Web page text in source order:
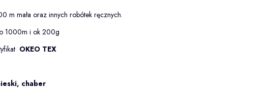
m mała oraz innych robótek ręcznych.
1000m i ok 200g
OKEO TEX
chaber